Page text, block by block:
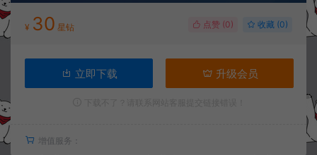
¥ 30 星钻 点赞 (0) 收藏 (0)
立即下载 升级会员
增值服务：